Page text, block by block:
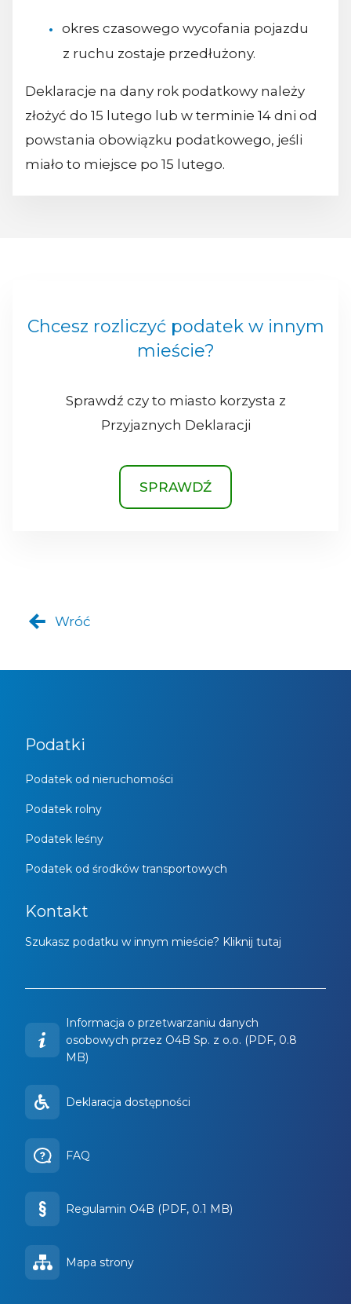
okres czasowego wycofania pojazdu
z ruchu zostaje przedłużony.
Deklaracje na dany rok podatkowy należy
złożyć do 15 lutego lub w terminie 14 dni od
powstania obowiązku podatkowego, jeśli
miało to miejsce po 15 lutego.
Chcesz rozliczyć podatek w innym
mieście?
Sprawdź czy to miasto korzysta z
Przyjaznych Deklaracji
SPRAWDŹ
Wróć
Podatki
Podatek od nieruchomości
Podatek rolny
Podatek leśny
Podatek od środków transportowych
Kontakt
Szukasz podatku w innym mieście? Kliknij tutaj
Informacja o przetwarzaniu danych
osobowych przez O4B Sp. z o.o. (PDF, 0.8
MB)
Deklaracja dostępności
FAQ
Regulamin O4B (PDF, 0.1 MB)
Mapa strony